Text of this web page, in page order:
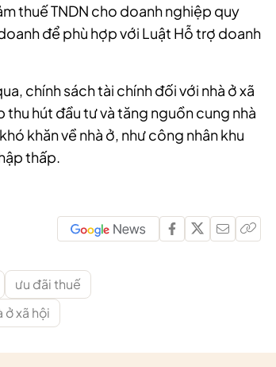
thuế TNDN cho doanh nghiệp quy
để phù hợp với Luật Hỗ trợ doanh
chính sách tài chính đối với nhà ở xã
hút đầu tư và tăng nguồn cung nhà
khăn về nhà ở, như công nhân khu
thấp.
ưu đãi thuế
ở xã hội